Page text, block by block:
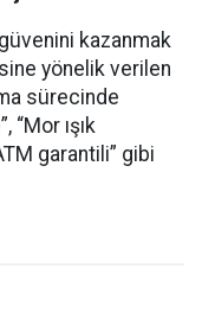
güvenini kazanmak
yönelik verilen
sürecinde
“Mor ışık
garantili” gibi